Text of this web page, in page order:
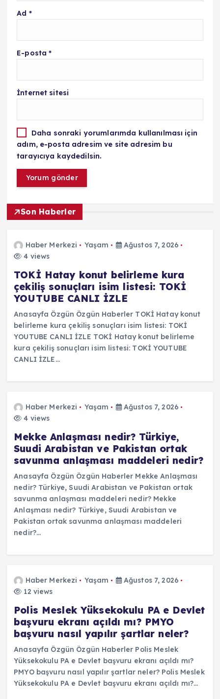
Ad *
E-posta*
İnternet sitesi
Daha sonraki yorumlarımda kullanılması için
adım, e-posta adresim ve site adresim bu
tarayıcıya kaydedilsin.
Son Haberler
Haber Merkezi Yaşam
Ağustos 7, 2026
4 views
TOKİ Hatay konut belirleme kura
çekiliş sonuçları isim listesi: TOKİ
YOUTUBE CANLI İZLE
Anasayfa Özgün Özgün Haberler TOKİ Hatay konut
belirleme kura çekiliş sonuçları isim listesi: TOKİ
YOUTUBE CANLI İZLE TOKİ Hatay konut belirleme
kura çekiliş sonuçları isim listesi: TOKİ YOUTUBE
CANLI İZLE…
Haber Merkezi Yaşam
Ağustos 7, 2026
4 views
Mekke Anlaşması nedir? Türkiye,
Suudi Arabistan ve Pakistan ortak
savunma anlaşması maddeleri nedir?
Anasayfa Özgün Özgün Haberler Mekke Anlaşması
nedir? Türkiye, Suudi Arabistan ve Pakistan ortak
savunma anlaşması maddeleri nedir? Mekke
Anlaşması nedir? Türkiye, Suudi Arabistan ve
Pakistan ortak savunma anlaşması maddeleri
nedir?…
Haber Merkezi Yaşam
Ağustos 7, 2026
12 views
Polis Meslek Yüksekokulu PA e Devlet
başvuru ekranı açıldı mı? PMYO
başvuru nasıl yapılır şartlar neler?
Anasayfa Özgün Özgün Haberler Polis Meslek
Yüksekokulu PA e Devlet başvuru ekranı açıldı mı?
PMYO başvuru nasıl yapılır şartlar neler? Polis Meslek
Yüksekokulu PA e Devlet başvuru ekranı açıldı mı?…